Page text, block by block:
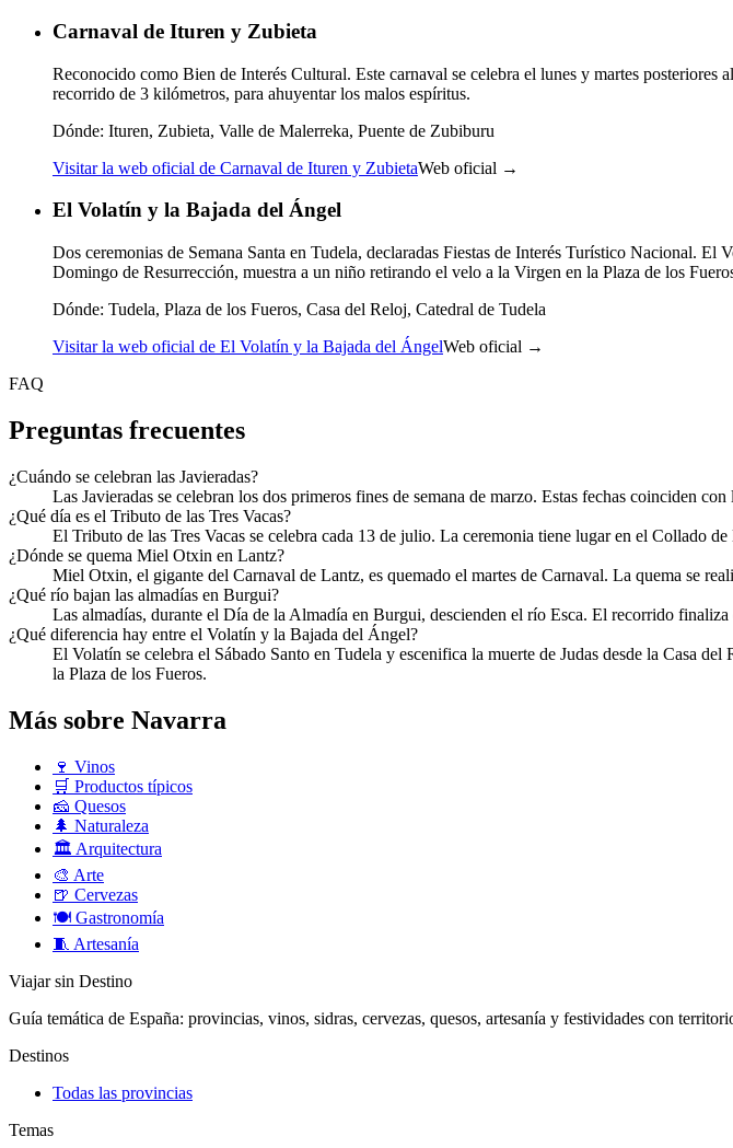
Carnaval de Ituren y Zubieta
Reconocido como Bien de Interés Cultural. Este carnaval se celebra el lunes y martes
recorrido de 3 kilómetros, para ahuyentar los malos espíritus.
Dónde: Ituren, Zubieta, Valle de Malerreka, Puente de Zubiburu
Visitar la web oficial de Carnaval de Ituren y ZubietaWeb oficial →
El Volatín y la Bajada del Ángel
Dos ceremonias de Semana Santa en Tudela, declaradas Fiestas de Interés Turístico Nacional.
Domingo de Resurrección, muestra a un niño retirando el velo a la Virgen en la Plaza de los
Dónde: Tudela, Plaza de los Fueros, Casa del Reloj, Catedral de Tudela
Visitar la web oficial de El Volatín y la Bajada del ÁngelWeb oficial →
FAQ
Preguntas frecuentes
¿Cuándo se celebran las Javieradas?
Las Javieradas se celebran los dos primeros fines de semana de marzo. Estas fechas coinciden
¿Qué día es el Tributo de las Tres Vacas?
El Tributo de las Tres Vacas se celebra cada 13 de julio. La ceremonia tiene lugar en el Collado
¿Dónde se quema Miel Otxin en Lantz?
Miel Otxin, el gigante del Carnaval de Lantz, es quemado el martes de Carnaval. La quema se
¿Qué río bajan las almadías en Burgui?
Las almadías, durante el Día de la Almadía en Burgui, descienden el río Esca. El recorrido
¿Qué diferencia hay entre el Volatín y la Bajada del Ángel?
El Volatín se celebra el Sábado Santo en Tudela y escenifica la muerte de Judas desde la Casa
la Plaza de los Fueros.
Más sobre Navarra
🍷 Vinos
🛒 Productos típicos
🧀 Quesos
🌲 Naturaleza
🏛️ Arquitectura
🎨 Arte
🍺 Cervezas
🍽️ Gastronomía
🧵 Artesanía
Viajar sin Destino
Guía temática de España: provincias, vinos, sidras, cervezas, quesos, artesanía y festividades con
Destinos
Todas las provincias
Temas